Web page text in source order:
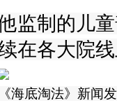
监制的儿
在各大院
《海底淘法》新闻